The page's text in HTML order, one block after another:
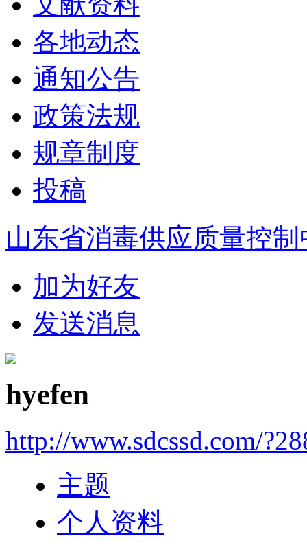
各地动态
通知公告
政策法规
规章制度
投稿
山东省消毒供应质量控制
加为好友
发送消息
hyefen
http://www.sdcssd.com/
主题
个人资料